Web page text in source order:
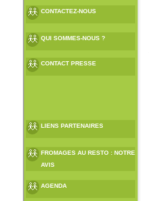
CONTACTEZ-NOUS
QUI SOMMES-NOUS ?
CONTACT PRESSE
LIENS PARTENAIRES
FROMAGES AU RESTO : NOTRE
AVIS
AGENDA